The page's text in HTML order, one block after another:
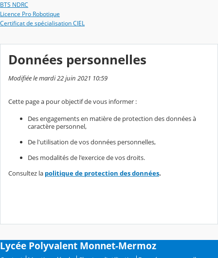
BTS NDRC
Licence Pro Robotique
Certificat de spécialisation CIEL
Données personnelles
Modifiée le mardi 22 juin 2021 10:59
Cette page a pour objectif de vous informer :
Des engagements en matière de protection des données à
caractère personnel,
De l'utilisation de vos données personnelles,
Des modalités de l'exercice de vos droits.
Consultez la politique de protection des données.
Lycée Polyvalent Monnet-Mermoz